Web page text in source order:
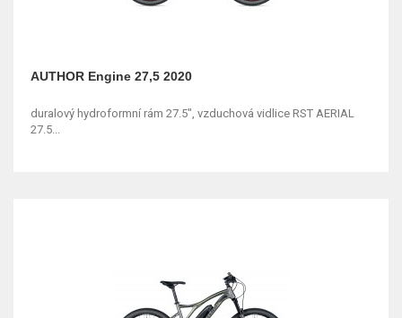
AUTHOR Engine 27,5 2020
duralový hydroformní rám 27.5", vzduchová vidlice RST AERIAL
27.5...